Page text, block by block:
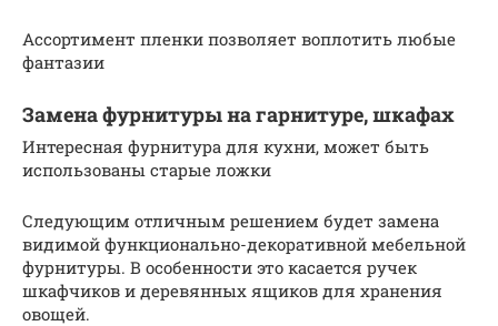
Ассортимент пленки позволяет воплотить любые
фантазии
Замена фурнитуры на гарнитуре, шкафах
Интересная фурнитура для кухни, может быть
использованы старые ложки
Следующим отличным решением будет замена
видимой функционально-декоративной мебельной
фурнитуры. В особенности это касается ручек
шкафчиков и деревянных ящиков для хранения
овощей.